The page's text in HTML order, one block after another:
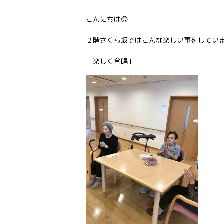
こんにちは😊
２階さくら坂ではこんな楽しい事をしてい
「楽しく合唱」